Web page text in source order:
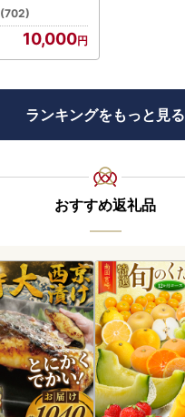
(702)
10,000
ランキングをもっと見る
おすすめ返礼品